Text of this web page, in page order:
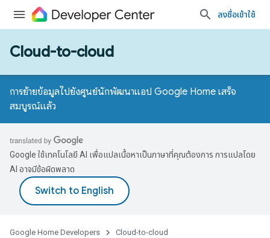
ลงชื่อเข้าใช้
Cloud-to-cloud
การย้ายข้อมูลไปยังศูนย์นักพัฒนาแอป Google Home เสร็จ
สมบูรณ์แล้ว
Google ใช้เทคโนโลยี AI เพื่อแปลเนื้อหาเป็นภาษาที่คุณต้องการ การแปลโดย
AI อาจมีข้อผิดพลาด
Google Home Developers Cloud-to-cloud